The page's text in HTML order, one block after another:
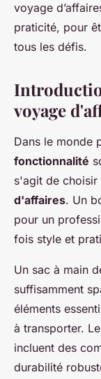
voyage
praticité, pour
tous les défis.
voyage
Dans le monde
fonctionnalité
s'agit de choisir
d'affaires. Un
pour un
fois style et
Un sac à main
suffisamment
éléments
à transporter.
incluent des
durabilité